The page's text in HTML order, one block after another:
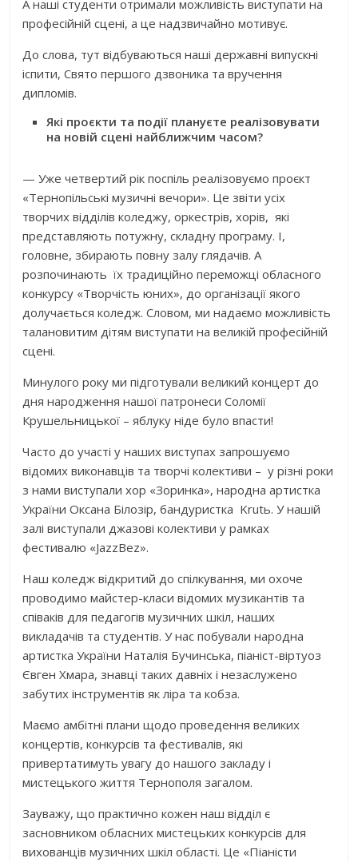
А наші студенти отримали можливість виступати на
професійній сцені, а це надзвичайно мотивує.
До слова, тут відбуваються наші державні випускні
іспити, Свято першого дзвоника та вручення
дипломів.
Які проєкти та події плануєте реалізовувати
на новій сцені найближчим часом?
— Уже четвертий рік поспіль реалізовуємо проєкт
«Тернопільські музичні вечори». Це звіти усіх
творчих відділів коледжу, оркестрів, хорів, які
представляють потужну, складну програму. І,
головне, збирають повну залу глядачів. А
розпочинають їх традиційно переможці обласного
конкурсу «Творчість юних», до організації якого
долучається коледж. Словом, ми надаємо можливість
талановитим дітям виступати на великій професійній
сцені.
Минулого року ми підготували великий концерт до
дня народження нашої патронеси Соломії
Крушельницької – яблуку ніде було впасти!
Часто до участі у наших виступах запрошуємо
відомих виконавців та творчі колективи – у різні роки
з нами виступали хор «Зоринка», народна артистка
України Оксана Білозір, бандуристка Krutь. У нашій
залі виступали джазові колективи у рамках
фестивалю «JazzBez».
Наш коледж відкритий до спілкування, ми охоче
проводимо майстер-класи відомих музикантів та
співаків для педагогів музичних шкіл, наших
викладачів та студентів. У нас побували народна
артистка України Наталія Бучинська, піаніст-віртуоз
Євген Хмара, знавці таких давніх і незаслужено
забутих інструментів як ліра та кобза.
Маємо амбітні плани щодо проведення великих
концертів, конкурсів та фестивалів, які
привертатимуть увагу до нашого закладу і
мистецького життя Тернополя загалом.
Зауважу, що практично кожен наш відділ є
засновником обласних мистецьких конкурсів для
вихованців музичних шкіл області. Це «Піаністи